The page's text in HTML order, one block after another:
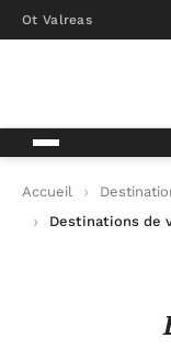
Ot Valreas
Accueil
Destinations de